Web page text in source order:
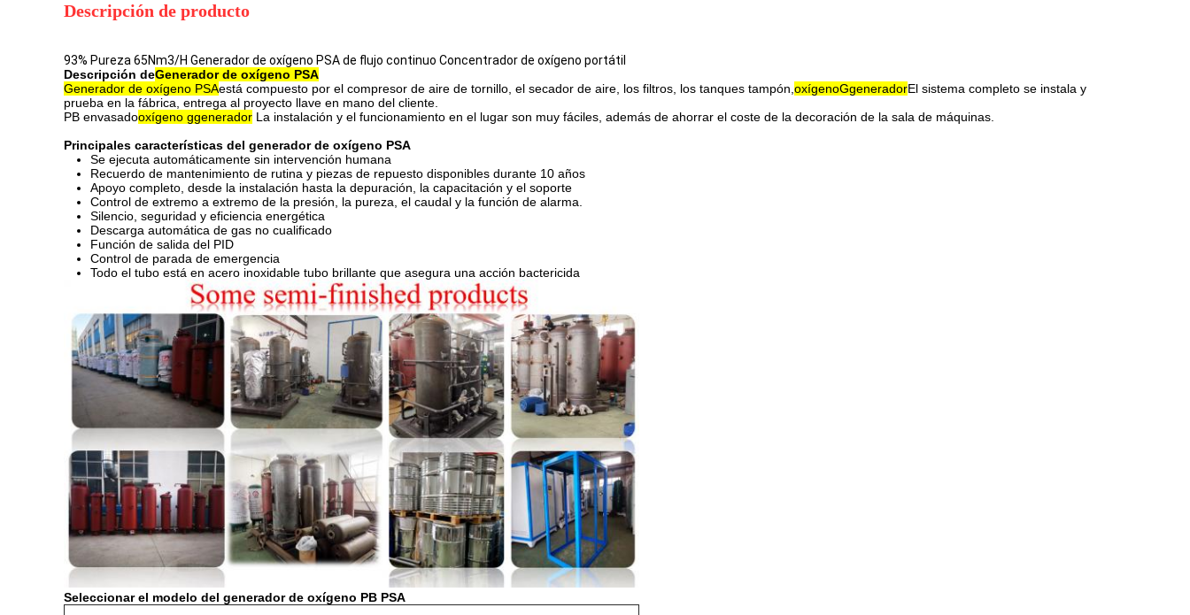
Descripción de producto
93% Pureza 65Nm3/H Generador de oxígeno PSA de flujo continuo Concentrador de oxígeno portátil
Descripción deGenerador de oxígeno PSA
Generador de oxígeno PSAestá compuesto por el compresor de aire de tornillo, el secador de aire, los filtros, los tanques tampón, oxígenoGgeneradorEl sistema completo se instala y
prueba en la fábrica, entrega al proyecto llave en mano del cliente.
PB envasadooxígeno ggenerador La instalación y el funcionamiento en el lugar son muy fáciles, además de ahorrar el coste de la decoración de la sala de máquinas.
Principales características del generador de oxígeno PSA
Se ejecuta automáticamente sin intervención humana
Recuerdo de mantenimiento de rutina y piezas de repuesto disponibles durante 10 años
Apoyo completo, desde la instalación hasta la depuración, la capacitación y el soporte
Control de extremo a extremo de la presión, la pureza, el caudal y la función de alarma.
Silencio, seguridad y eficiencia energética
Descarga automática de gas no cualificado
Función de salida del PID
Control de parada de emergencia
Todo el tubo está en acero inoxidable tubo brillante que asegura una acción bactericida
Seleccionar el modelo del generador de oxígeno PB PSA